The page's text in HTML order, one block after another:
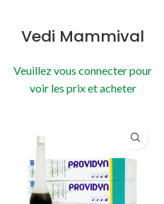
Vedi Mammival
Veuillez vous connecter pour
voir les prix et acheter